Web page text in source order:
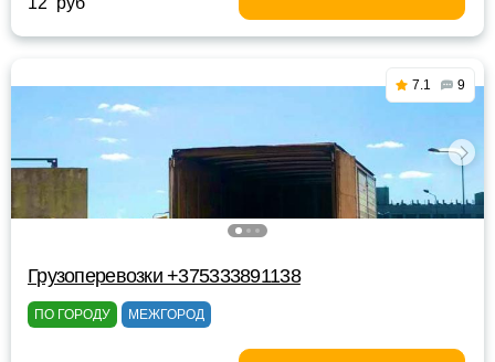
7.1 9
Грузоперевозки +375333891138
ПО ГОРОДУ МЕЖГОРОД